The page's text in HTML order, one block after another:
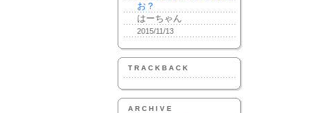
お？
はーちゃん
2015/11/13
TRACKBACK
ARCHIVE